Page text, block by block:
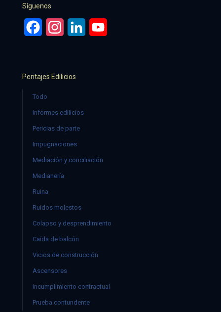
Síguenos
FacebookInstagramLinkedIn
Peritajes Edilicios
Todo
Informes edilicios
Pericias de parte
Impugnaciones
Mediación y conciliación
Medianería
Ruina
Ruidos molestos
Colapso y desprendimiento
Caída de balcón
Vicios de construcción
Ascensores
Incumplimiento contractual
Prueba contundente